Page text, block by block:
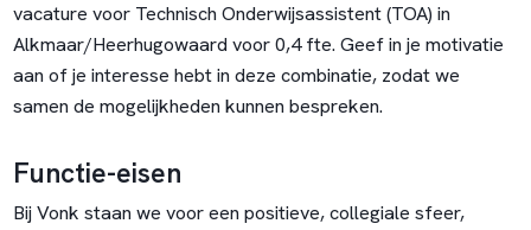
vacature voor Technisch Onderwijsassistent (TOA) in
Alkmaar/Heerhugowaard voor 0,4 fte. Geef in je motivatie
aan of je interesse hebt in deze combinatie, zodat we
samen de mogelijkheden kunnen bespreken.
Functie-eisen
Bij Vonk staan we voor een positieve, collegiale sfeer,